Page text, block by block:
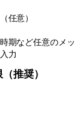
任意）
期など任意のメッ
力
推奨）